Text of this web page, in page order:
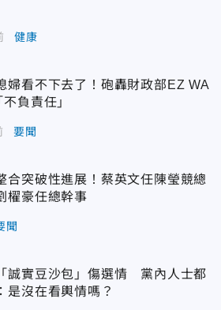
健康
婦看不下去了！砲轟財政部EZ WA
負責任」
要聞
合突破性進展！蔡英文任陳瑩競總
豪任總幹事
聞
誠實豆沙包」傷選情 黨內人士都
是沒在看輿情嗎？